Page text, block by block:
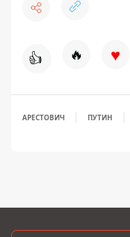
👍 🔥 ♥
АРЕСТОВИЧ ПУТИН